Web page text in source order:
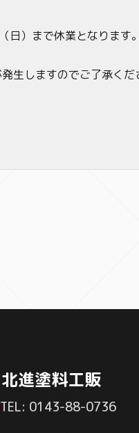
日）まで休業となります。
生しますのでご了承くだ
北進塗料工販
TEL: 0143-88-0736